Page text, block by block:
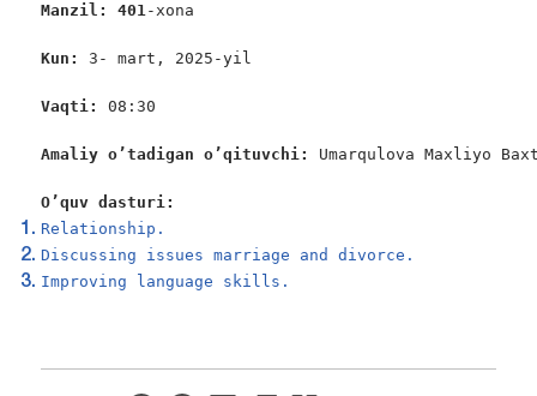
Manzil: 401-xona
Kun: 3- mart, 2025-yil
Vaqti: 08:30
Amaliy o’tadigan o’qituvchi: Umarqulova Maxliyo
O’quv dasturi:
Relationship.
Discussing issues marriage and divorce.
Improving language skills.